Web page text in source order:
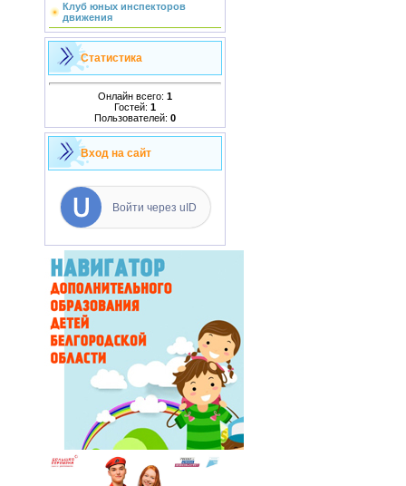
Клуб юных инспекторов
движения
Статистика
Онлайн всего: 1
Гостей: 1
Пользователей: 0
Вход на сайт
Войти через uID